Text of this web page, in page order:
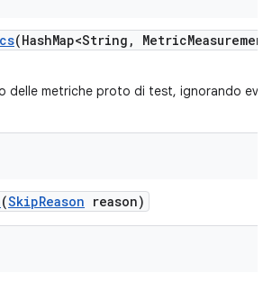
(HashMap<String , MetricMeasurement
delle metriche proto di test, ignorando
(SkipReason reason)